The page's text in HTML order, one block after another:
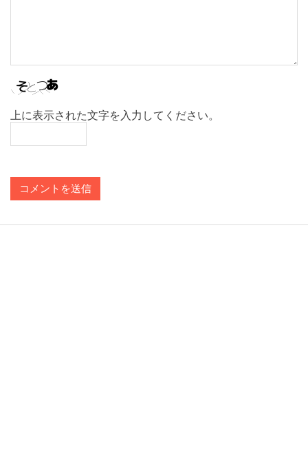
上に表示された文字を入力してください。